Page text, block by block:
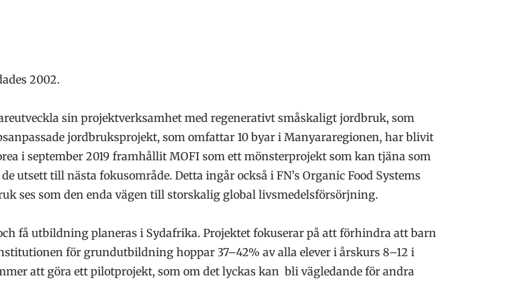
2002.
sin projektverksamhet med regenerativt småskaligt jordbruk, som
jordbruksprojekt, som omfattar 10 byar i Manyararegionen, har blivit
i september 2019 framhållit MOFI som ett mönsterprojekt som kan tjäna som
till nästa fokusområde. Detta ingår också i FN’s Organic Food Systems
ses som den enda vägen till storskalig global livsmedelsförsörjning.
få utbildning planeras i Sydafrika. Projektet fokuserar på att förhindra att barn
för grundutbildning hoppar 37–42% av alla elever i årskurs 8–12 i
att göra ett pilotprojekt, som om det lyckas kan bli vägledande för andra